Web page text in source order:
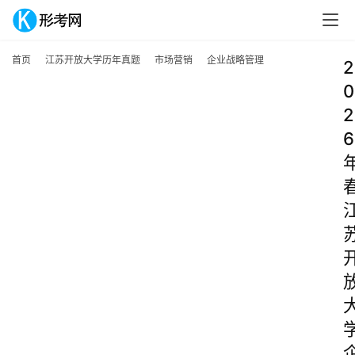
首页 江苏开放大学历年真题 市场营销 企业战略管理
2
0
2
6